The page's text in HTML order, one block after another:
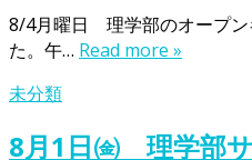
8/4月曜日 理学部のオープン
た。午… Read more »
未分類
8月1日㈮ 理学部